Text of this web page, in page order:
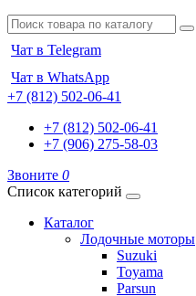
Чат в Telegram
Чат в WhatsApp
+7 (812) 502-06-41
+7 (812) 502-06-41
+7 (906) 275-58-03
Звоните 0
Список категорий
Каталог
Лодочные моторы
Suzuki
Toyama
Parsun